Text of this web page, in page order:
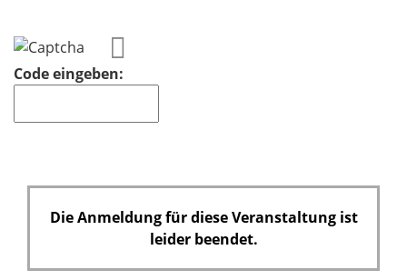
Code eingeben:
Die Anmeldung für diese Veranstaltung ist
leider beendet.